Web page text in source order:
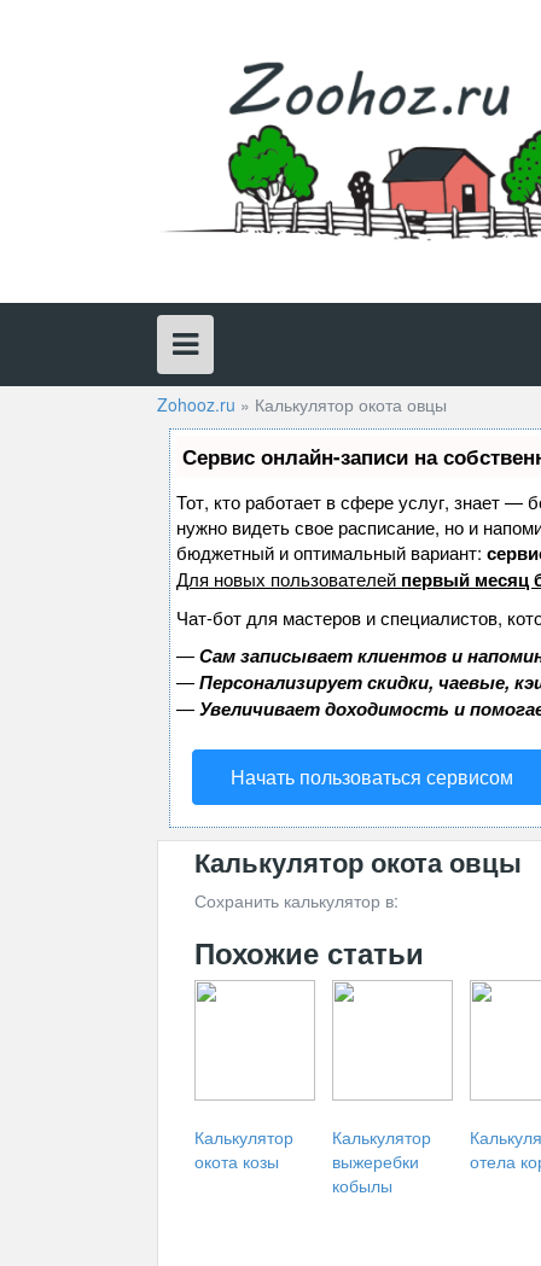
Zohooz.ru » Калькулятор окота овцы
Сервис онлайн-записи на
Тот, кто работает в сфере услуг, знает —
нужно видеть свое расписание, но и
бюджетный и оптимальный вариант:
Для новых пользователей первый месяц
Чат-бот для мастеров и специалистов,
—Сам записывает клиентов и
—Персонализирует скидки, чаевые,
—Увеличивает доходимость и
Начать пользоваться сервисом
Калькулятор окота овцы
Сохранить калькулятор в:
Похожие статьи
Калькулятор
окота козы
Калькулятор
выжеребки
кобылы
отела